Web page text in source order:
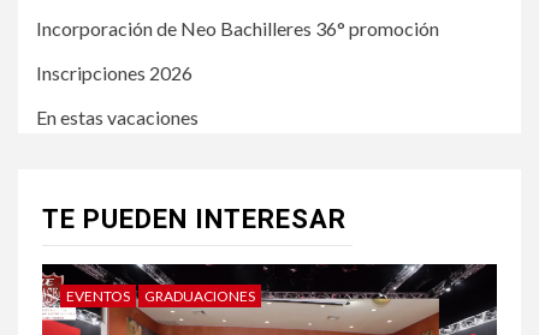
Incorporación de Neo Bachilleres 36° promoción
Inscripciones 2026
En estas vacaciones
TE PUEDEN INTERESAR
EVENTOS GRADUACIONES